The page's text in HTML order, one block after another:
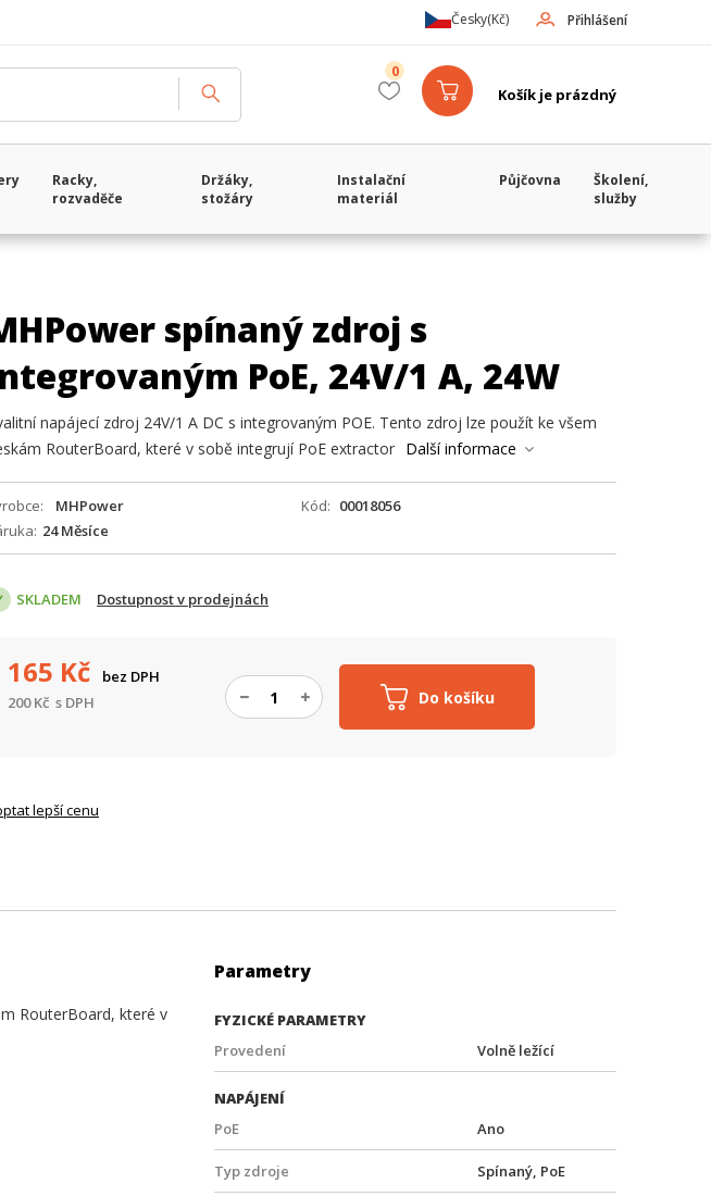
Přihlášení
Česky(Kč)
Košík je prázdný
0
Racky,
rozvaděče
Držáky,
stožáry
Instalační
materiál
Půjčovna
Školení,
služby
spínaný zdroj s
PoE, 24V/1 A, 24W
napájecí zdroj 24V/1 A DC s integrovaným POE. Tento zdroj lze použít ke všem
RouterBoard, které v sobě integrují PoE extractor Další informace
MHPower Kód
00018056
24 Měsíce
SKLADEM Dostupnost v prodejnách
Do košíku
165 Kč
bez DPH
200Kč s DPH
lepší cenu
RouterBoard, které v
Parametry
FYZICKÉ PARAMETRY
Provedení
Volně ležící
NAPÁJENÍ
PoE
Ano
Typ zdroje Spínaný, PoE